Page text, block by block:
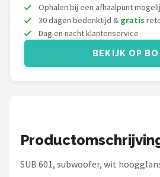
JBL
Ultimea
Carlinkit
Ophalen bij een afhaalpunt
30 dagen bedenktijd & gratis
Dag en nacht klantenservice
BEKIJK OP
SUB 601, subwoofer, wit